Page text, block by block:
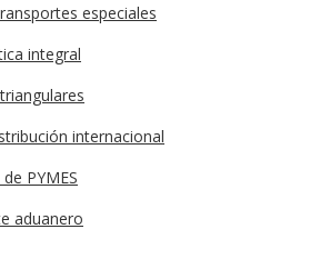
especiales
integral
internacional
PYMES
aduanero